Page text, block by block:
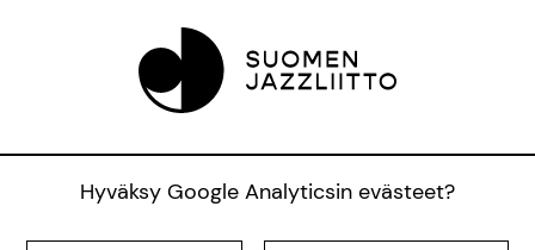
krs., 00120 Helsinki |info@jazzfinland.fi
Hyväksy Google Analyticsin evästeet?